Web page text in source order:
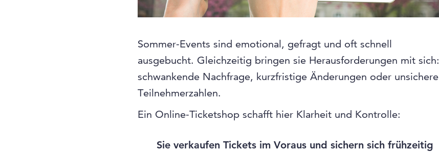
Sommer-Events sind emotional, gefragt und oft schnell
ausgebucht. Gleichzeitig bringen sie Herausforderungen mit sich:
schwankende Nachfrage, kurzfristige Änderungen oder unsichere
Teilnehmerzahlen.
Ein Online-Ticketshop schafft hier Klarheit und Kontrolle:
Sie verkaufen Tickets im Voraus und sichern sich frühzeitig